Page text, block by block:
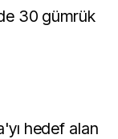
30 gümrük
hedef alan